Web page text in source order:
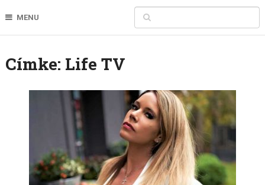
MENU
Címke: Life TV